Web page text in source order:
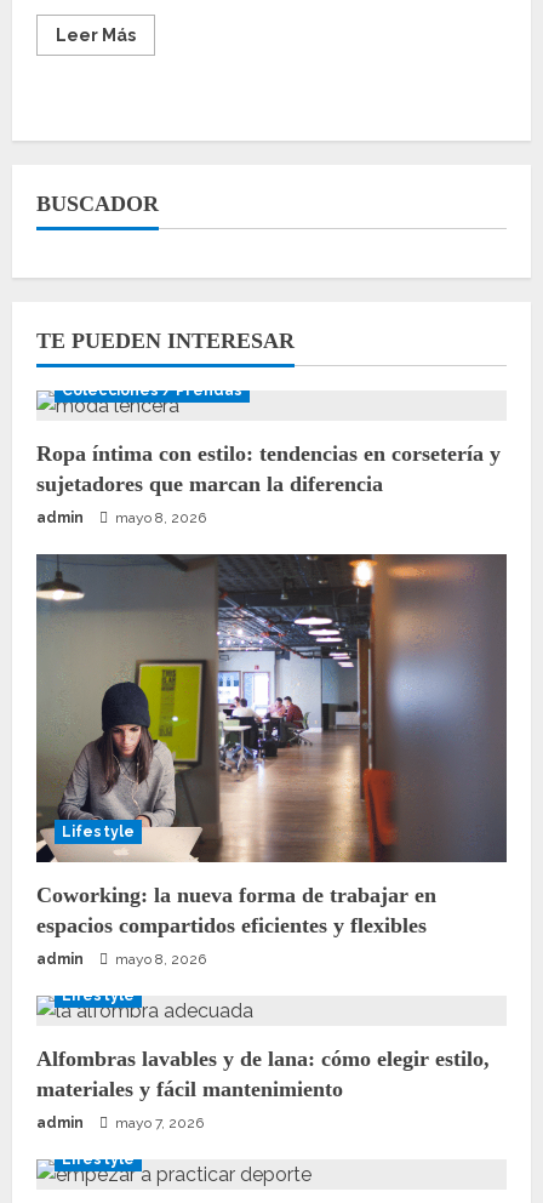
Leer MásLeer
más
y
BUSCADOR
TE PUEDEN INTERESAR
Colecciones / Prendas
Ropa íntima con estilo: tendencias en corsetería y
sujetadores que marcan la diferencia
admin mayo 8, 2026
Lifestyle
Coworking: la nueva forma de trabajar en
espacios compartidos eficientes y flexibles
admin mayo 8, 2026
Lifestyle
Alfombras lavables y de lana: cómo elegir estilo,
materiales y fácil mantenimiento
admin mayo 7, 2026
Lifestyle